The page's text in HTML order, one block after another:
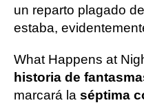
un reparto plagado
estaba,
What Happens at
historia de
marcará la séptima